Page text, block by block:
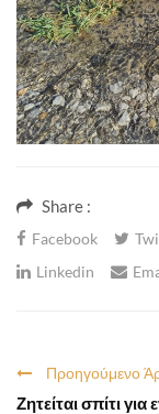
Share :
Facebook
Linkedin
Προηγούμενο
Ζητείται σπίτι για